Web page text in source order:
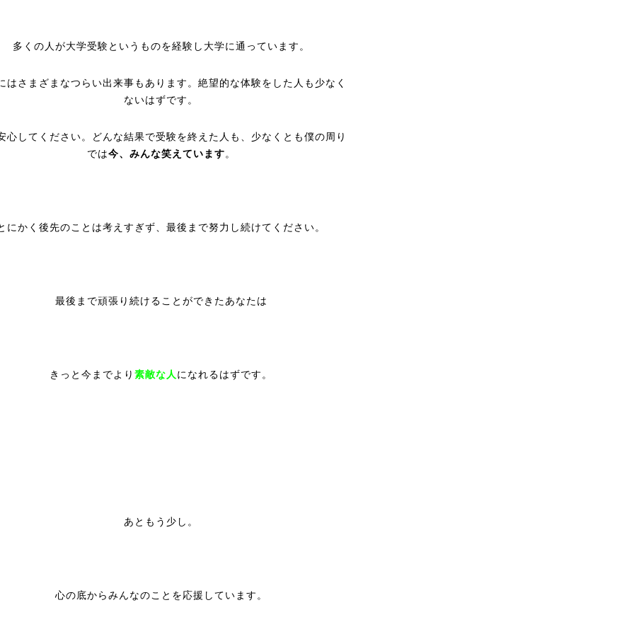
多くの人が大学受験というものを経験し大学に通っています。
はさまざまなつらい出来事もあります。絶望的な体験をした人も少なく
ないはずです。
心してください。どんな結果で受験を終えた人も、少なくとも僕の周り
では今、みんな笑えています。
にかく後先のことは考えすぎず、最後まで努力し続けてください。
最後まで頑張り続けることができたあなたは
きっと今までより 素敵な人 になれるはずです。
あともう少し。
心の底からみんなのことを応援しています。